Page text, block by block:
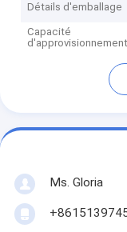
Détails d'emballage
Capacité
d'approvisionnement
Ms. Gloria